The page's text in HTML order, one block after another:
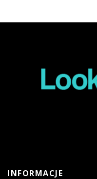
INFORMACJE